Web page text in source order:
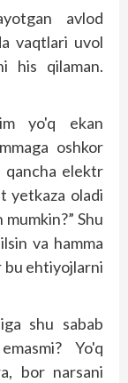
avlod
vaqtlari uvol
his qilaman.
yo'q ekan
oshkor
qancha elektr
yetkaza oladi
Shu
va hamma
bu ehtiyojlarni
shu sabab
Yo'q
bor narsani